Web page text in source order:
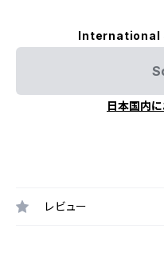
International
日本国内
レビュー